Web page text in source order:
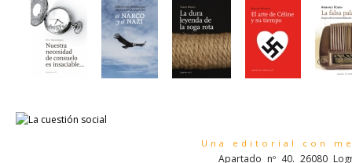
Una editorial con
Apartado nº 40. 26080